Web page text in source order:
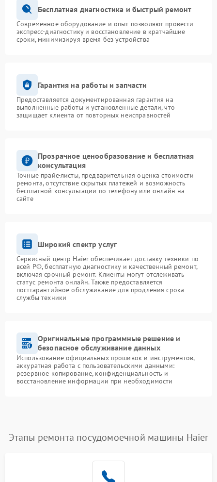
Бесплатная диагностика и быстрый ремонт
Современное оборудование и опыт позволяют провести
экспресс-диагностику и восстановление в кратчайшие
сроки, минимизируя время без устройства
Гарантия на работы и запчасти
Предоставляется документированная гарантия на
выполненные работы и установленные детали, что
защищает клиента от повторных неисправностей
Прозрачное ценообразование и бесплатная
консультация
Точные прайс-листы, предварительная оценка стоимости
ремонта, отсутствие скрытых платежей и возможность
бесплатной консультации по телефону или онлайн на
сайте
Широкий спектр услуг
Сервисный центр Haier обеспечивает доставку техники по
всей РФ, бесплатную диагностику и качественный ремонт,
включая срочный ремонт. Клиенты могут отслеживать
статус ремонта онлайн. Также предоставляется
постгарантийное обслуживание для продления срока
службы техники
Оригинальные программные решение и
безопасное обслуживание данных
Использование официальных прошивок и инструментов,
аккуратная работа с пользовательскими данными:
резервное копирование, конфиденциальность и
восстановление информации при необходимости
Этапы ремонта посудомоечной машины Haier